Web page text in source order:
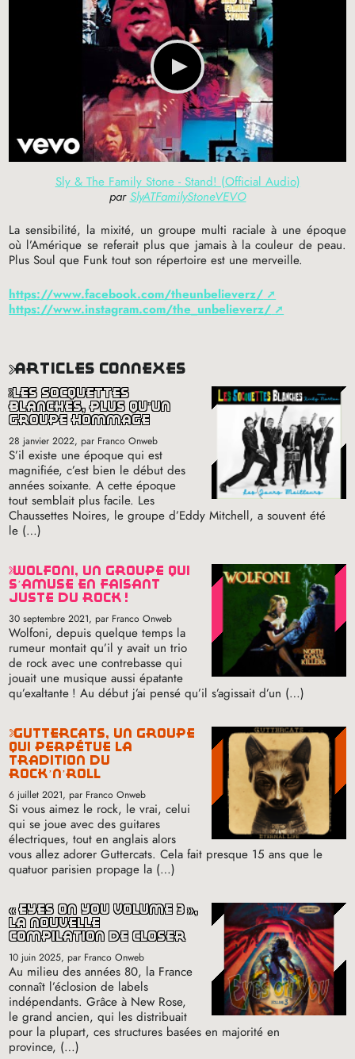
Sly & The Family Stone - Stand! (Official Audio)
parSlyATFamilyStoneVEVO
La sensibilité, la mixité, un groupe multi raciale à une époque
où l’Amérique se referait plus que jamais à la couleur de peau.
Plus Soul que Funk tout son répertoire est une merveille.
https://www.facebook.com/theunbelieverz/
https://www.instagram.com/the_unbelieverz/
articles connexes
les socquettes
blanches, plus qu’un
groupe hommage
28 janvier 2022, par Franco Onweb
S’il existe une époque qui est
magnifiée, c’est bien le début des
années soixante. A cette époque
tout semblait plus facile. Les
Chaussettes Noires, le groupe d’Eddy Mitchell, a souvent été
le (…)
wolfoni, un groupe qui
s’amuse en faisant
juste du rock !
30 septembre 2021, par Franco Onweb
Wolfoni, depuis quelque temps la
rumeur montait qu’il y avait un trio
de rock avec une contrebasse qui
jouait une musique aussi épatante
qu’exaltante ! Au début j’ai pensé qu’il s’agissait d’un (…)
guttercats, un groupe
qui perpétue la
tradition du
rock’n’roll
6 juillet 2021, par Franco Onweb
Si vous aimez le rock, le vrai, celui
qui se joue avec des guitares
électriques, tout en anglais alors
vous allez adorer Guttercats. Cela fait presque 15 ans que le
quatuor parisien propage la (…)
«eyes on you volume 3»,
la nouvelle
compilation de closer
10 juin 2025, par Franco Onweb
Au milieu des années 80, la France
connaît l’éclosion de labels
indépendants. Grâce à New Rose,
le grand ancien, qui les distribuait
pour la plupart, ces structures basées en majorité en
province, (…)